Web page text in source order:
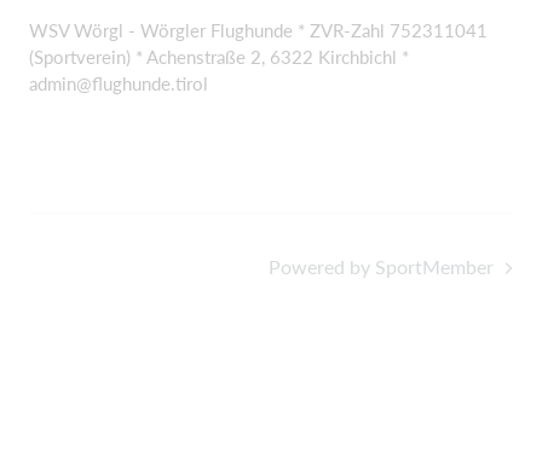
WSV Wörgl - Wörgler Flughunde * ZVR-Zahl 752311041
(Sportverein) * Achenstraße 2, 6322 Kirchbichl *
admin@flughunde.tirol
Powered by SportMember